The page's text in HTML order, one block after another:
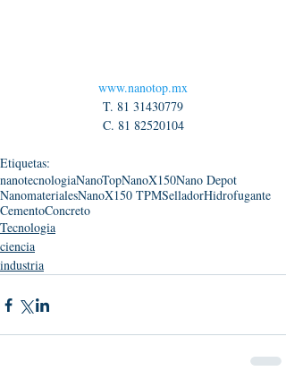
www.nanotop.mx
T. 81 31430779
C. 81 82520104
Etiquetas:
nanotecnologiaNanoTopNanoX150Nano Depot
NanomaterialesNanoX150 TPMSelladorHidrofugante
CementoConcreto
Tecnologia
ciencia
industria